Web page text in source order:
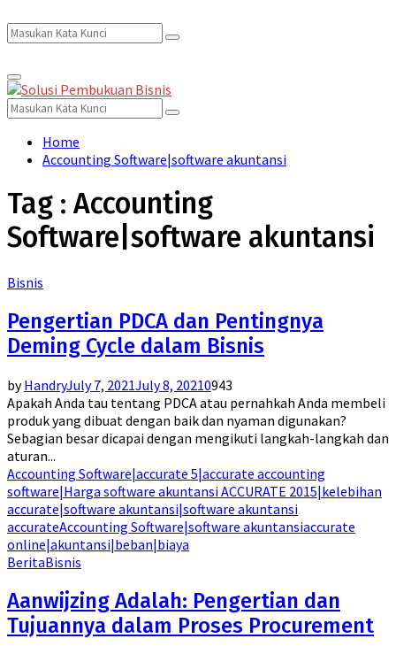
Search
for:
Search
Primary
Menu
Search
for:
Search
Home
Accounting Software|software akuntansi
Tag : Accounting
Software|software akuntansi
Bisnis
Pengertian PDCA dan Pentingnya
Deming Cycle dalam Bisnis
byHandryJuly 7, 2021July 8, 20210943
Apakah Anda tau tentang PDCA atau pernahkah Anda membeli
produk yang dibuat dengan baik dan nyaman digunakan?
Sebagian besar dicapai dengan mengikuti langkah-langkah dan
aturan...
Accounting Software|accurate 5|accurate accounting
software|Harga software akuntansi ACCURATE 2015|kelebihan
accurate|software akuntansi|software akuntansi
accurateAccounting Software|software akuntansiaccurate
online|akuntansi|beban|biaya
BeritaBisnis
Aanwijzing Adalah: Pengertian dan
Tujuannya dalam Proses Procurement